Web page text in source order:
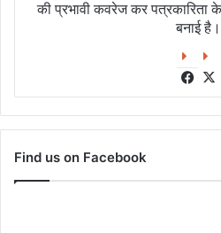
की प्रभावी कवरेज कर पत्रकारिता
बनाई है।
Find us on Facebook